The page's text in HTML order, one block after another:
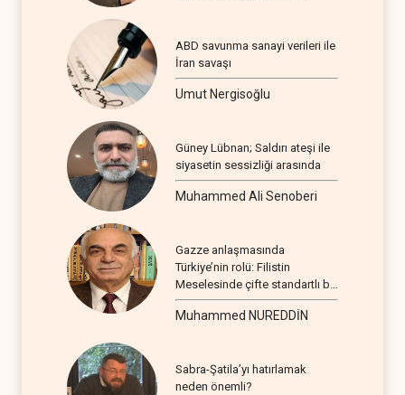
ABD savunma sanayi verileri ile
İran savaşı
Umut Nergisoğlu
Güney Lübnan; Saldırı ateşi ile
siyasetin sessizliği arasında
Muhammed Ali Senoberi
Gazze anlaşmasında
Türkiye’nin rolü: Filistin
Meselesinde çifte standartlı bir
seyir
Muhammed NUREDDİN
Sabra-Şatila’yı hatırlamak
neden önemli?